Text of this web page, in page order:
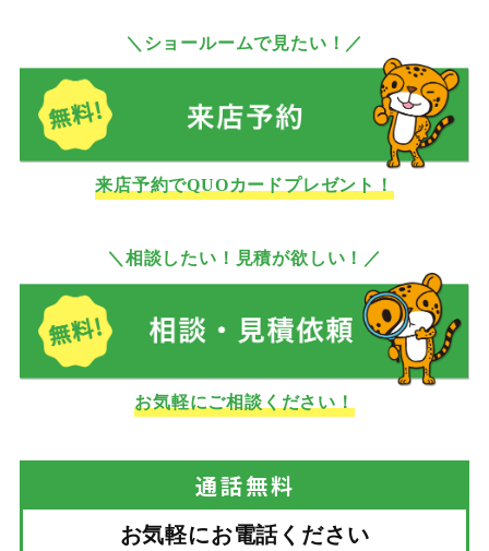
＼ショールームで見たい！／
来店予約でQUOカードプレゼント！
＼相談したい！見積が欲しい！／
お気軽にご相談ください！
通話無料
お気軽にお電話ください